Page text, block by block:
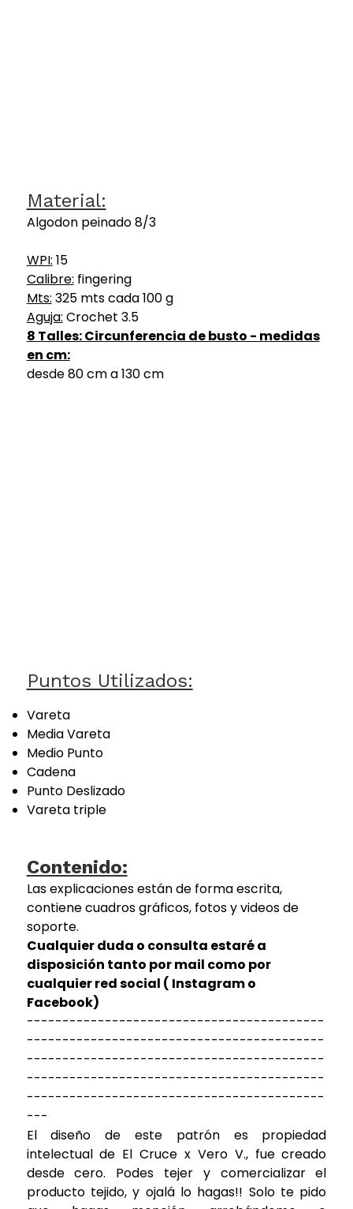
Material:
Algodon peinado 8/3
WPI: 15
Calibre: fingering
Mts: 325 mts cada 100 g
Aguja: Crochet 3.5
8 Talles: Circunferencia de busto - medidas
en cm:
desde 80 cm a 130 cm
Puntos Utilizados:
Vareta
Media Vareta
Medio Punto
Cadena
Punto Deslizado
Vareta triple
Contenido:
Las explicaciones están de forma escrita,
contiene cuadros gráficos, fotos y videos de
soporte.
Cualquier duda o consulta estaré a
disposición tanto por mail como por
cualquier red social ( Instagram o
Facebook)
------------------------------------------
------------------------------------------
------------------------------------------
------------------------------------------
------------------------------------------
---
El diseño de este patrón es propiedad
intelectual de El Cruce x Vero V., fue creado
desde cero. Podes tejer y comercializar el
producto tejido, y ojalá lo hagas!! Solo te pido